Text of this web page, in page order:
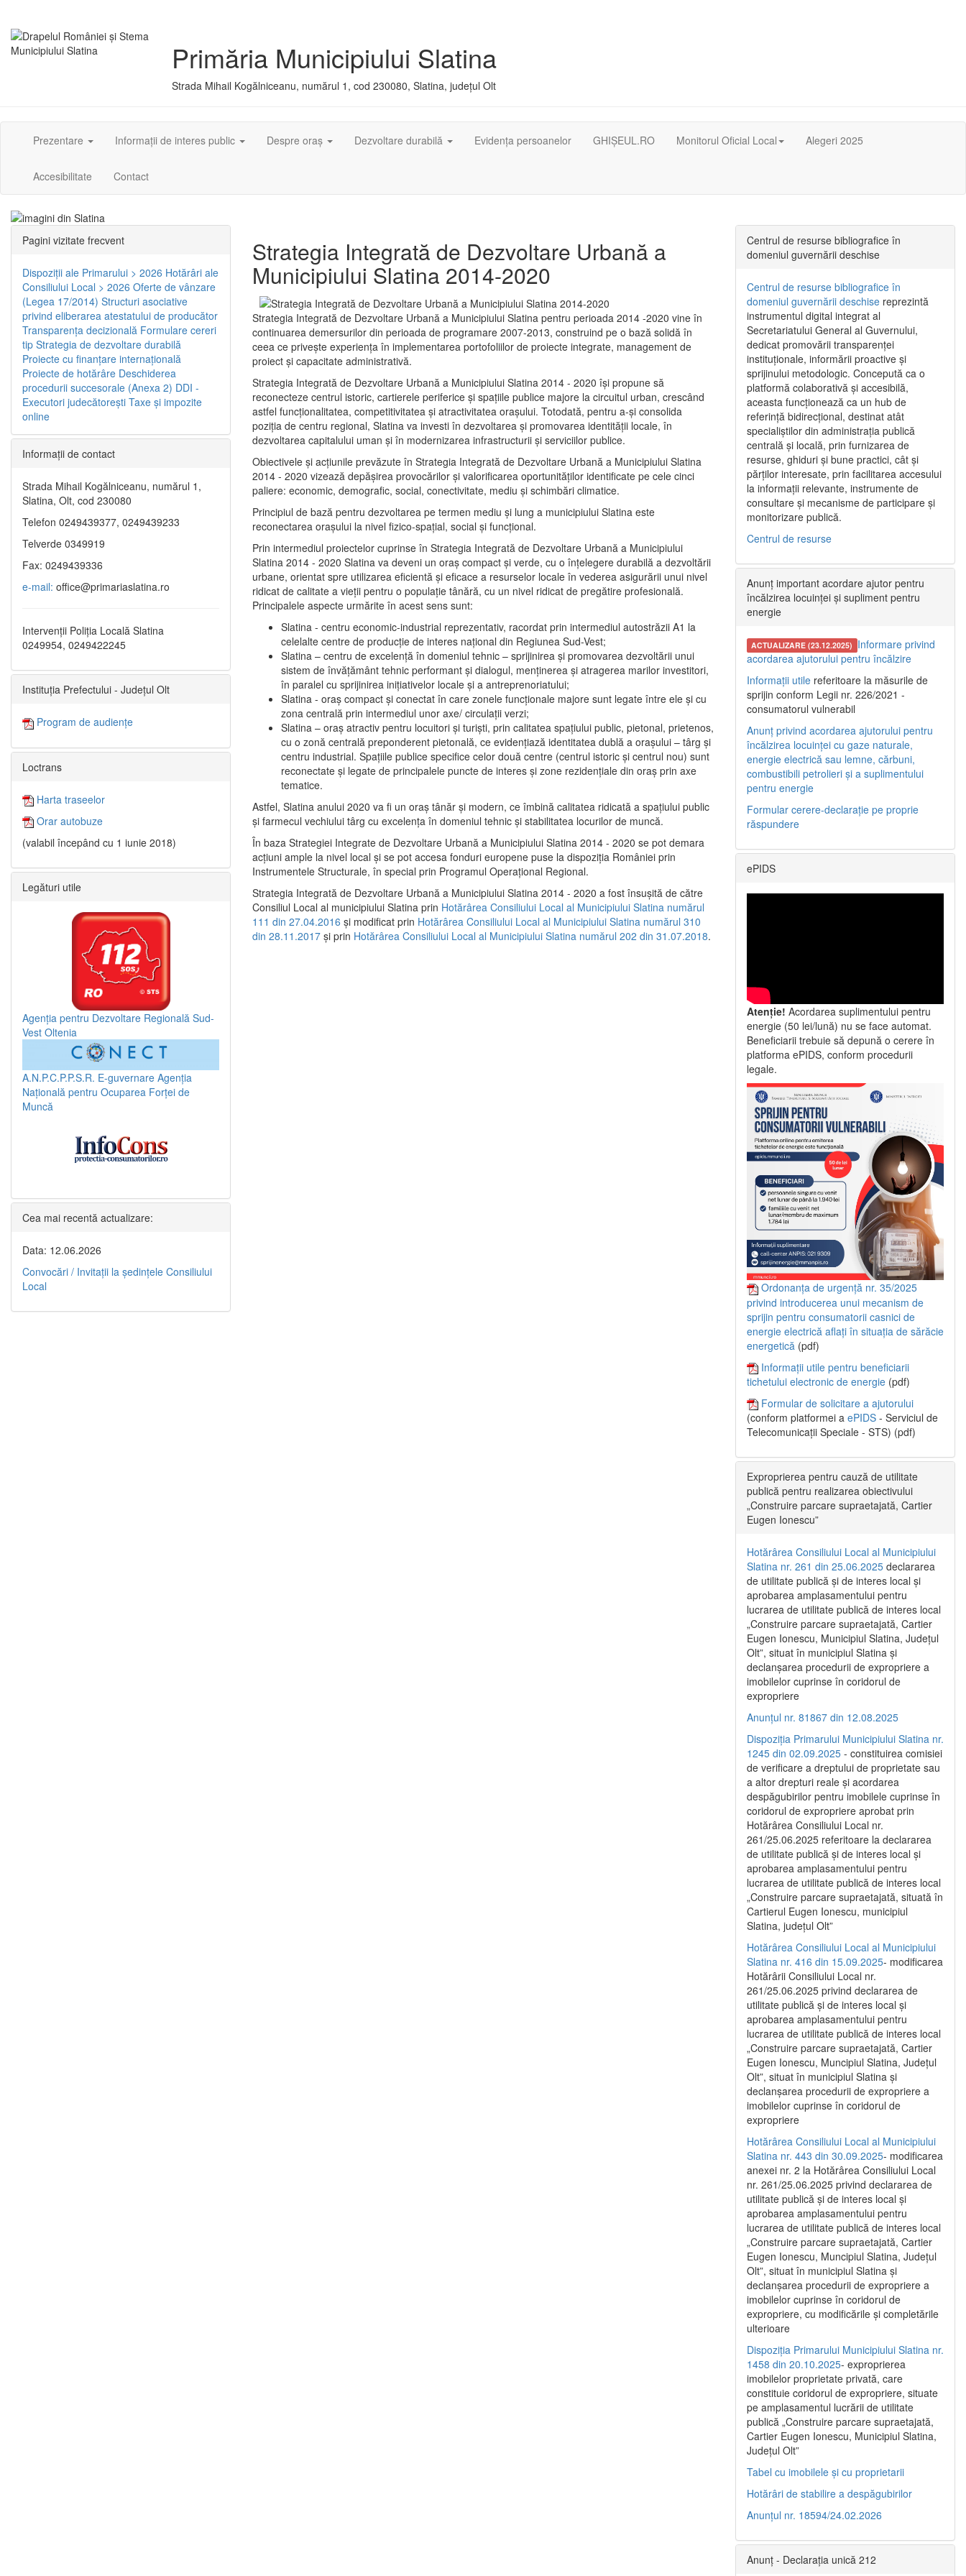
Primăria Municipiului Slatina
Strada Mihail Kogălniceanu, numărul 1, cod 230080, Slatina, județul Olt
Prezentare Informații de interes public Despre oraș Dezvoltare durabilă Evidența persoanelor GHIȘEUL.RO Monitorul Oficial Local Alegeri 2025
Accesibilitate Contact
Strategia Integrată de Dezvoltare Urbană a
Municipiului Slatina 2014-2020
Strategia Integrată de Dezvoltare Urbană a Municipiului Slatina pentru perioada 2014 -2020 vine în
continuarea demersurilor din perioada de programare 2007-2013, construind pe o bază solidă în
ceea ce priveşte experienţa în implementarea portofoliilor de proiecte integrate, management de
proiect și capacitate administrativă.
Strategia Integrată de Dezvoltare Urbană a Municipiului Slatina 2014 - 2020 își propune să
reconecteze centrul istoric, cartierele periferice şi spaţiile publice majore la circuitul urban, crescând
astfel funcţionalitatea, competitivitatea şi atractivitatea oraşului. Totodată, pentru a-şi consolida
poziţia de centru regional, Slatina va investi în dezvoltarea şi promovarea identităţii locale, în
dezvoltarea capitalului uman şi în modernizarea infrastructurii şi serviciilor publice.
Obiectivele şi acţiunile prevăzute în Strategia Integrată de Dezvoltare Urbană a Municipiului Slatina
2014 - 2020 vizează depășirea provocărilor şi valorificarea oportunităţilor identificate pe cele cinci
paliere: economic, demografic, social, conectivitate, mediu şi schimbări climatice.
Principiul de bază pentru dezvoltarea pe termen mediu şi lung a municipiului Slatina este
reconectarea oraşului la nivel fizico-spaţial, social şi funcţional.
Prin intermediul proiectelor cuprinse în Strategia Integrată de Dezvoltare Urbană a Municipiului
Slatina 2014 - 2020 Slatina va deveni un oraş compact şi verde, cu o înţelegere durabilă a dezvoltării
urbane, orientat spre utilizarea eficientă şi eficace a resurselor locale în vederea asigurării unui nivel
ridicat de calitate a vieţii pentru o populaţie tânără, cu un nivel ridicat de pregătire profesională.
Principalele aspecte urmărite în acest sens sunt:
Slatina - centru economic-industrial reprezentativ, racordat prin intermediul autostrăzii A1 la
celelalte centre de producţie de interes naţional din Regiunea Sud-Vest;
Slatina – centru de excelenţă în domeniul tehnic – sprijinirea şi promovarea dezvoltării unui
sistem de învăţământ tehnic performant şi dialogul, menţinerea şi atragerea marilor investitori,
în paralel cu sprijinirea iniţiativelor locale şi a antreprenoriatului;
Slatina - oraş compact şi conectat în care zonele funcţionale majore sunt legate între ele şi cu
zona centrală prin intermediul unor axe/ circulații verzi;
Slatina – oraş atractiv pentru locuitori şi turişti, prin calitatea spaţiului public, pietonal, prietenos,
cu o zonă centrală preponderent pietonală, ce evidenţiază identitatea dublă a oraşului – târg şi
centru industrial. Spaţiile publice specifice celor două centre (centrul istoric şi centrul nou) sunt
reconectate şi legate de principalele puncte de interes şi zone rezidenţiale din oraş prin axe
tematice.
Astfel, Slatina anului 2020 va fi un oraş tânăr şi modern, ce îmbină calitatea ridicată a spaţiului public
şi farmecul vechiului târg cu excelenţa în domeniul tehnic şi stabilitatea locurilor de muncă.
În baza Strategiei Integrate de Dezvoltare Urbană a Municipiului Slatina 2014 - 2020 se pot demara
acţiuni ample la nivel local şi se pot accesa fonduri europene puse la dispoziţia României prin
Instrumentele Structurale, în special prin Programul Operațional Regional.
Strategia Integrată de Dezvoltare Urbană a Municipiului Slatina 2014 - 2020 a fost însuşită de către
Consiliul Local al municipiului Slatina prin Hotărârea Consiliului Local al Municipiului Slatina numărul
111 din 27.04.2016 și modificat prin Hotărârea Consiliului Local al Municipiului Slatina numărul 310
din 28.11.2017 și prin Hotărârea Consiliului Local al Municipiului Slatina numărul 202 din 31.07.2018.
Pagini vizitate frecvent
Dispoziţii ale Primarului > 2026 Hotărâri ale
Consiliului Local > 2026 Oferte de vânzare
(Legea 17/2014) Structuri asociative
privind eliberarea atestatului de producător
Transparenţa decizională Formulare cereri
tip Strategia de dezvoltare durabilă
Proiecte cu finanţare internaţională
Proiecte de hotărâre Deschiderea
procedurii succesorale (Anexa 2) DDI -
Executori judecătorești Taxe şi impozite
online
Informaţii de contact
Strada Mihail Kogălniceanu, numărul 1,
Slatina, Olt, cod 230080
Telefon 0249439377, 0249439233
Telverde 0349919
Fax: 0249439336
e-mail: office@primariaslatina.ro
Intervenții Poliția Locală Slatina
0249954, 0249422245
Instituția Prefectului - Județul Olt
Program de audiențe
Loctrans
Harta traseelor
Orar autobuze
(valabil începând cu 1 iunie 2018)
Legături utile
Agenția pentru Dezvoltare Regională Sud-
Vest Oltenia
A.N.P.C.P.P.S.R. E-guvernare Agenția
Națională pentru Ocuparea Forței de
Muncă
Cea mai recentă actualizare:
Data: 12.06.2026
Convocări / Invitaţii la şedinţele Consiliului
Local
Centrul de resurse bibliografice în
domeniul guvernării deschise
Centrul de resurse bibliografice în
domeniul guvernării deschise reprezintă
instrumentul digital integrat al
Secretariatului General al Guvernului,
dedicat promovării transparenței
instituționale, informării proactive și
sprijinului metodologic. Concepută ca o
platformă colaborativă și accesibilă,
aceasta funcționează ca un hub de
referință bidirecțional, destinat atât
specialiștilor din administrația publică
centrală și locală, prin furnizarea de
resurse, ghiduri și bune practici, cât și
părților interesate, prin facilitarea accesului
la informații relevante, instrumente de
consultare și mecanisme de participare și
monitorizare publică.
Centrul de resurse
Anunț important acordare ajutor pentru
încălzirea locuinței și supliment pentru
energie
ACTUALIZARE (23.12.2025) Informare privind
acordarea ajutorului pentru încălzire
Informații utile referitoare la măsurile de
sprijin conform Legii nr. 226/2021 -
consumatorul vulnerabil
Anunț privind acordarea ajutorului pentru
încălzirea locuinței cu gaze naturale,
energie electrică sau lemne, cărbuni,
combustibili petrolieri și a suplimentului
pentru energie
Formular cerere-declarație pe proprie
răspundere
ePIDS
Atenție! Acordarea suplimentului pentru
energie (50 lei/lună) nu se face automat.
Beneficiarii trebuie să depună o cerere în
platforma ePIDS, conform procedurii
legale.
Ordonanța de urgență nr. 35/2025
privind introducerea unui mecanism de
sprijin pentru consumatorii casnici de
energie electrică aflați în situația de sărăcie
energetică (pdf)
Informații utile pentru beneficiarii
tichetului electronic de energie (pdf)
Formular de solicitare a ajutorului
(conform platformei a ePIDS - Serviciul de
Telecomunicații Speciale - STS) (pdf)
Exproprierea pentru cauză de utilitate
publică pentru realizarea obiectivului
„Construire parcare supraetajată, Cartier
Eugen Ionescu”
Hotărârea Consiliului Local al Municipiului
Slatina nr. 261 din 25.06.2025 declararea
de utilitate publică și de interes local și
aprobarea amplasamentului pentru
lucrarea de utilitate publică de interes local
„Construire parcare supraetajată, Cartier
Eugen Ionescu, Municipiul Slatina, Județul
Olt”, situat în municipiul Slatina și
declanșarea procedurii de expropriere a
imobilelor cuprinse în coridorul de
expropriere
Anunțul nr. 81867 din 12.08.2025
Dispoziția Primarului Municipiului Slatina nr.
1245 din 02.09.2025 - constituirea comisiei
de verificare a dreptului de proprietate sau
a altor drepturi reale și acordarea
despăgubirilor pentru imobilele cuprinse în
coridorul de expropriere aprobat prin
Hotărârea Consiliului Local nr.
261/25.06.2025 referitoare la declararea
de utilitate publică și de interes local și
aprobarea amplasamentului pentru
lucrarea de utilitate publică de interes local
„Construire parcare supraetajată, situată în
Cartierul Eugen Ionescu, municipiul
Slatina, județul Olt”
Hotărârea Consiliului Local al Municipiului
Slatina nr. 416 din 15.09.2025- modificarea
Hotărârii Consiliului Local nr.
261/25.06.2025 privind declararea de
utilitate publică și de interes local și
aprobarea amplasamentului pentru
lucrarea de utilitate publică de interes local
„Construire parcare supraetajată, Cartier
Eugen Ionescu, Muncipiul Slatina, Județul
Olt”, situat în municipiul Slatina și
declanșarea procedurii de expropriere a
imobilelor cuprinse în coridorul de
expropriere
Hotărârea Consiliului Local al Municipiului
Slatina nr. 443 din 30.09.2025- modificarea
anexei nr. 2 la Hotărârea Consiliului Local
nr. 261/25.06.2025 privind declararea de
utilitate publică şi de interes local şi
aprobarea amplasamentului pentru
lucrarea de utilitate publică de interes local
„Construire parcare supraetajată, Cartier
Eugen Ionescu, Muncipiul Slatina, Judeţul
Olt”, situat în municipiul Slatina şi
declanşarea procedurii de expropriere a
imobilelor cuprinse în coridorul de
expropriere, cu modificările şi completările
ulterioare
Dispoziția Primarului Municipiului Slatina nr.
1458 din 20.10.2025- exproprierea
imobilelor proprietate privată, care
constituie coridorul de expropriere, situate
pe amplasamentul lucrării de utilitate
publică „Construire parcare supraetajată,
Cartier Eugen Ionescu, Municipiul Slatina,
Județul Olt”
Tabel cu imobilele și cu proprietarii
Hotărâri de stabilire a despăgubirilor
Anunțul nr. 18594/24.02.2026
Anunț - Declarația unică 212